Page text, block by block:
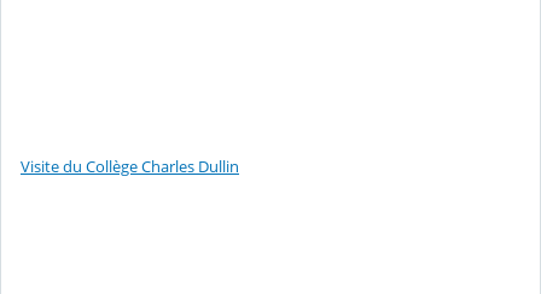
Visite du Collège Charles Dullin